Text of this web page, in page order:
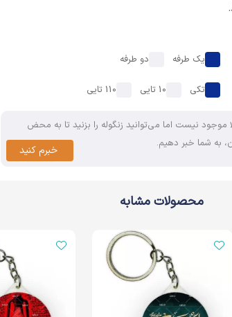
یک طرفه دو طرفه
تکی 10 تایی 110 تایی
موجود نیست اما می‌توانید زنگوله را بزنید تا به محض
به شما خبر دهیم.
خبرم کنید
محصولات مشابه